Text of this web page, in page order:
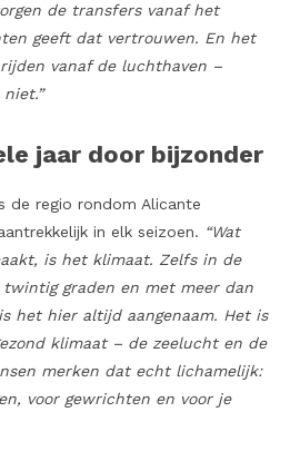
de transfers vanaf het
geeft dat vertrouwen. En het
vanaf de luchthaven –
jaar door bijzonder
de regio rondom Alicante
in elk seizoen. “Wat
is het klimaat. Zelfs in de
graden en met meer dan
het hier altijd aangenaam. Het is
klimaat – de zeelucht en de
merken dat echt lichamelijk:
voor gewrichten en voor je